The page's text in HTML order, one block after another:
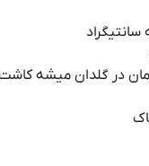
در گلدان میشه